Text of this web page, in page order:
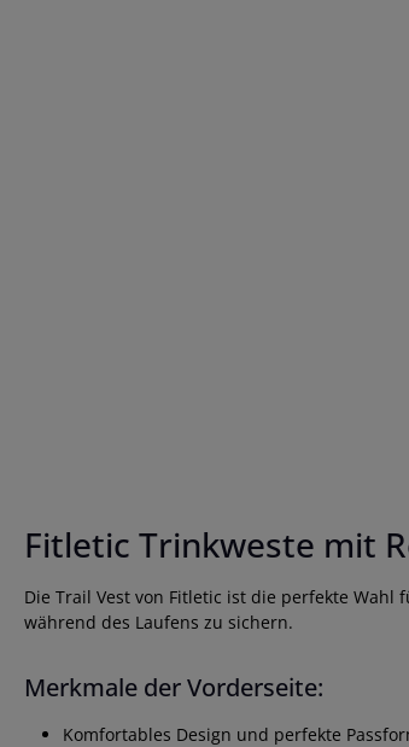
Fitletic Trinkweste mit
Die Trail Vest von Fitletic ist die perfekte
während des Laufens zu sichern.
Merkmale der Vorderseite:
Komfortables Design und perfekte